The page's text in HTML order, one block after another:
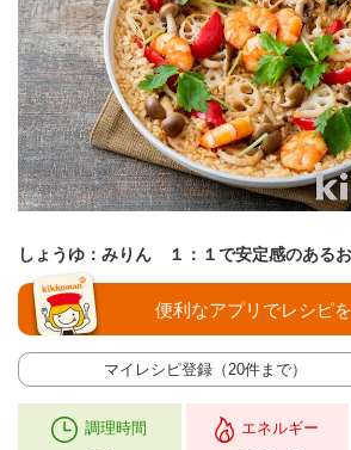
しょうゆ：みりん １：１で安定感のある
マイレシピ登録（20件まで）
便利なアプリでレシピ
調理時間 エネルギー